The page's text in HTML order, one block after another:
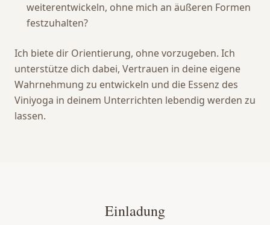
weiterentwickeln, ohne mich an äußeren Formen
festzuhalten?
Ich biete dir Orientierung, ohne vorzugeben. Ich
unterstütze dich dabei, Vertrauen in deine eigene
Wahrnehmung zu entwickeln und die Essenz des
Viniyoga in deinem Unterrichten lebendig werden zu
lassen.
Einladung